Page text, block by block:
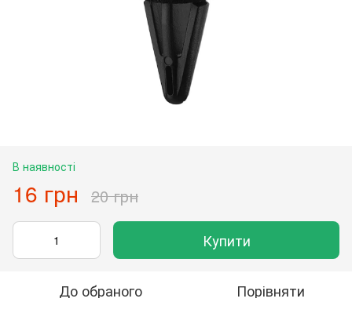
В наявності
16 грн 20 грн
Купити
До обраного Порівняти